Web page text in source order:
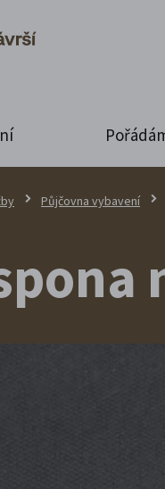
Půjčovna vybavení